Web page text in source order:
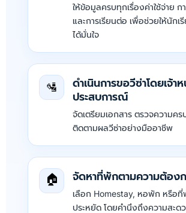
ให้ข้อมูลครบทุกเรื่องค่าใช้จ่าย ก
และการเรียนต่อ เพื่อช่วยให้นักเ
ได้มั่นใจ
🛂
ดำเนินการขอวีซ่าโดยเจ้า
ประสบการณ์
จัดเตรียมเอกสาร ตรวจความคร
ติดตามผลวีซ่าอย่างมืออาชีพ
🏠 จัดหาที่พักตามความต้อง
เลือก Homestay, หอพัก หรือที่
ประหยัด โดยคำนึงถึงความสะ